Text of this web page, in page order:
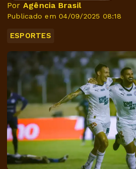
Por Agência Brasil
Publicado em 04/09/2025 08:18
ESPORTES